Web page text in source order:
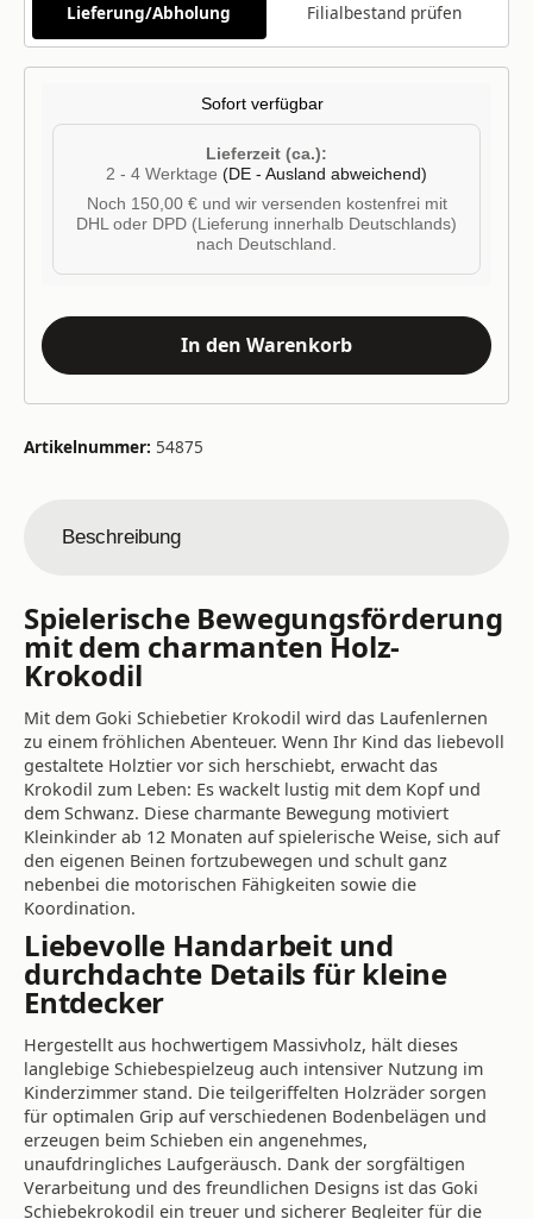
Lieferung/Abholung Filialbestand prüfen
Sofort verfügbar
Lieferzeit (ca.):
2 - 4 Werktage (DE - Ausland abweichend)
Noch 150,00 € und wir versenden kostenfrei mit
DHL oder DPD (Lieferung innerhalb Deutschlands)
nach Deutschland.
In den Warenkorb
Artikelnummer: 54875
Beschreibung
Spielerische Bewegungsförderung
mit dem charmanten Holz-
Krokodil
Mit dem Goki Schiebetier Krokodil wird das Laufenlernen
zu einem fröhlichen Abenteuer. Wenn Ihr Kind das liebevoll
gestaltete Holztier vor sich herschiebt, erwacht das
Krokodil zum Leben: Es wackelt lustig mit dem Kopf und
dem Schwanz. Diese charmante Bewegung motiviert
Kleinkinder ab 12 Monaten auf spielerische Weise, sich auf
den eigenen Beinen fortzubewegen und schult ganz
nebenbei die motorischen Fähigkeiten sowie die
Koordination.
Liebevolle Handarbeit und
durchdachte Details für kleine
Entdecker
Hergestellt aus hochwertigem Massivholz, hält dieses
langlebige Schiebespielzeug auch intensiver Nutzung im
Kinderzimmer stand. Die teilgeriffelten Holzräder sorgen
für optimalen Grip auf verschiedenen Bodenbelägen und
erzeugen beim Schieben ein angenehmes,
unaufdringliches Laufgeräusch. Dank der sorgfältigen
Verarbeitung und des freundlichen Designs ist das Goki
Schiebekrokodil ein treuer und sicherer Begleiter für die